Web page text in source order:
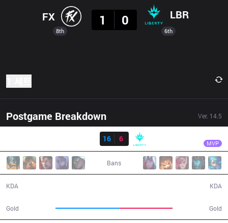
8th
FX
1
0 LBR
6th
Postgame Breakdown Ver. 14.5
16
6 MVP
Bans
KDA
Gold Gold
KDA